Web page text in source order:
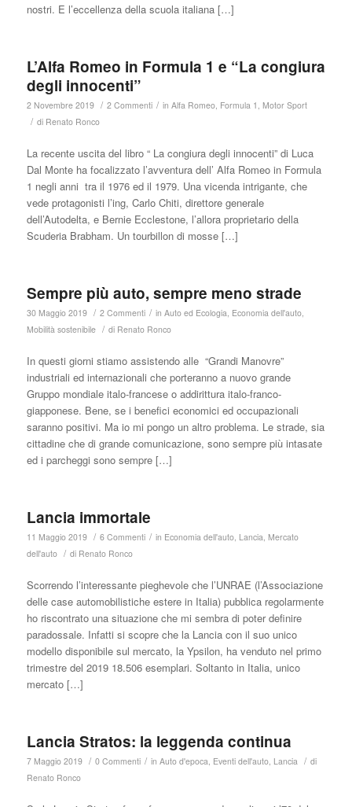
nostri. E l’eccellenza della scuola italiana […]
L’Alfa Romeo in Formula 1 e “La congiura
degli innocenti”
2 Novembre 2019 / 2 Commenti / in Alfa Romeo, Formula 1 Motor Sport
/ di Renato Ronco
La recente uscita del libro “ La congiura degli innocenti” di Luca
Dal Monte ha focalizzato l’avventura dell’ Alfa Romeo in Formula
1 negli anni tra il 1976 ed il 1979. Una vicenda intrigante, che
vede protagonisti l’ing, Carlo Chiti, direttore generale
dell’Autodelta, e Bernie Ecclestone, l’allora proprietario della
Scuderia Brabham. Un tourbillon di mosse […]
Sempre più auto, sempre meno strade
30 Maggio 2019 / 2 Commenti / in Auto ed Ecologia Economia dell'auto,
Mobilità sostenibile / di Renato Ronco
In questi giorni stiamo assistendo alle “Grandi Manovre”
industriali ed internazionali che porteranno a nuovo grande
Gruppo mondiale italo-francese o addirittura italo-franco-
giapponese. Bene, se i benefici economici ed occupazionali
saranno positivi. Ma io mi pongo un altro problema. Le strade, sia
cittadine che di grande comunicazione, sono sempre più intasate
ed i parcheggi sono sempre […]
Lancia immortale
11 Maggio 2019 / 6 Commenti / in Economia dell'auto, Lancia Mercato
dell'auto / di Renato Ronco
Scorrendo l’interessante pieghevole che l’UNRAE (l’Associazione
delle case automobilistiche estere in Italia) pubblica regolarmente
ho riscontrato una situazione che mi sembra di poter definire
paradossale. Infatti si scopre che la Lancia con il suo unico
modello disponibile sul mercato, la Ypsilon, ha venduto nel primo
trimestre del 2019 18.506 esemplari. Soltanto in Italia, unico
mercato […]
Lancia Stratos: la leggenda continua
7 Maggio 2019 / 0 Commenti / in Auto d'epoca, Eventi dell'auto, Lancia / di
Renato Ronco